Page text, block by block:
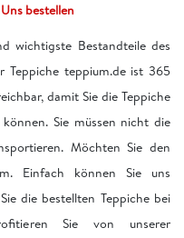
bestellen
wichtigste Bestandteile des
Teppiche teppium.de ist 365
damit Sie die Teppiche
Sie müssen nicht die
Möchten Sie den
Einfach können Sie uns
die bestellten Teppiche bei
Sie von unserer